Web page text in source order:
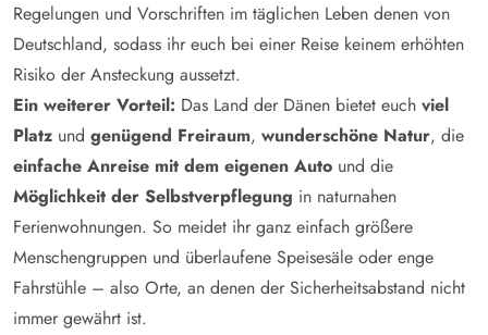
Regelungen und Vorschriften im täglichen Leben denen von
Deutschland, sodass ihr euch bei einer Reise keinem erhöhten
Risiko der Ansteckung aussetzt.
Ein weiterer Vorteil: Das Land der Dänen bietet euch viel
Platz und genügend Freiraum, wunderschöne Natur, die
einfache Anreise mit dem eigenen Auto und die
Möglichkeit der Selbstverpflegung in naturnahen
Ferienwohnungen. So meidet ihr ganz einfach größere
Menschengruppen und überlaufene Speisesäle oder enge
Fahrstühle – also Orte, an denen der Sicherheitsabstand nicht
immer gewährt ist.